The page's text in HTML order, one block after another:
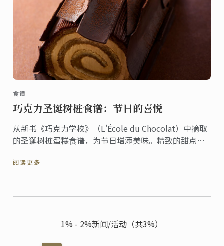
食谱
巧克力圣诞树桩食谱：节日的喜悦
从新书《巧克力学校》（L'École du Chocolat）中摘取
的圣诞树桩蛋糕食谱，为节日增添美味。精致的甜点融
阅读更多
1% - 2%新闻/活动（共3%）